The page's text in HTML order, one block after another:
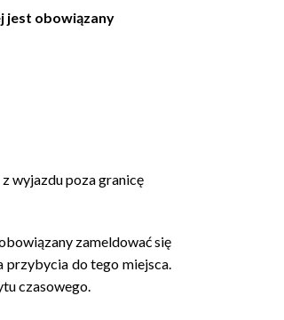
jest obowiązany
wyjazdu poza granicę
zameldować się
przybycia do tego miejsca.
czasowego.